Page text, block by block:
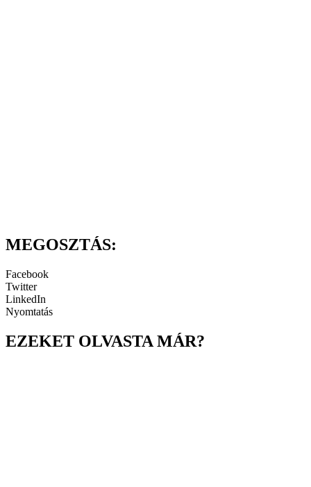
MEGOSZTÁS:
Facebook
Twitter
LinkedIn
Nyomtatás
EZEKET OLVASTA MÁR?